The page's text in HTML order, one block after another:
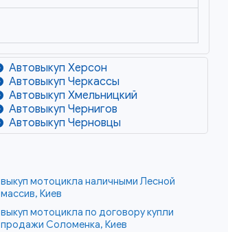
Автовыкуп Херсон
Автовыкуп Черкассы
Автовыкуп Хмельницкий
Автовыкуп Чернигов
Автовыкуп Черновцы
выкуп мотоцикла наличными Лесной
массив, Киев
выкуп мотоцикла по договору купли
продажи Соломенка, Киев